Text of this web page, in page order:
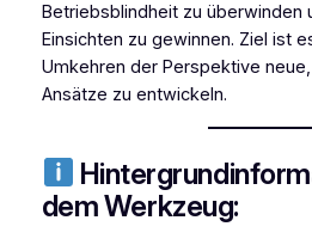
Betriebsblindheit zu überwinden
Einsichten zu gewinnen. Ziel ist
Umkehren der Perspektive
Ansätze zu entwickeln.
dem Werkzeug: